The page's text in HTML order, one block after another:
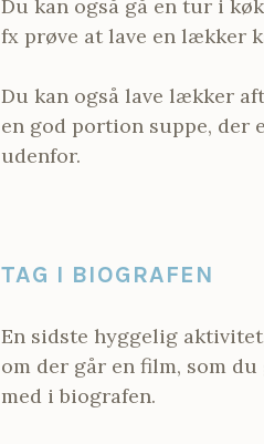
Du kan også gå en tur i
fx prøve at lave en lækker
Du kan også lave lækker
en god portion suppe, der
udenfor.
TAG I BIOGRAFEN
En sidste hyggelig
om der går en film, som
med i biografen.